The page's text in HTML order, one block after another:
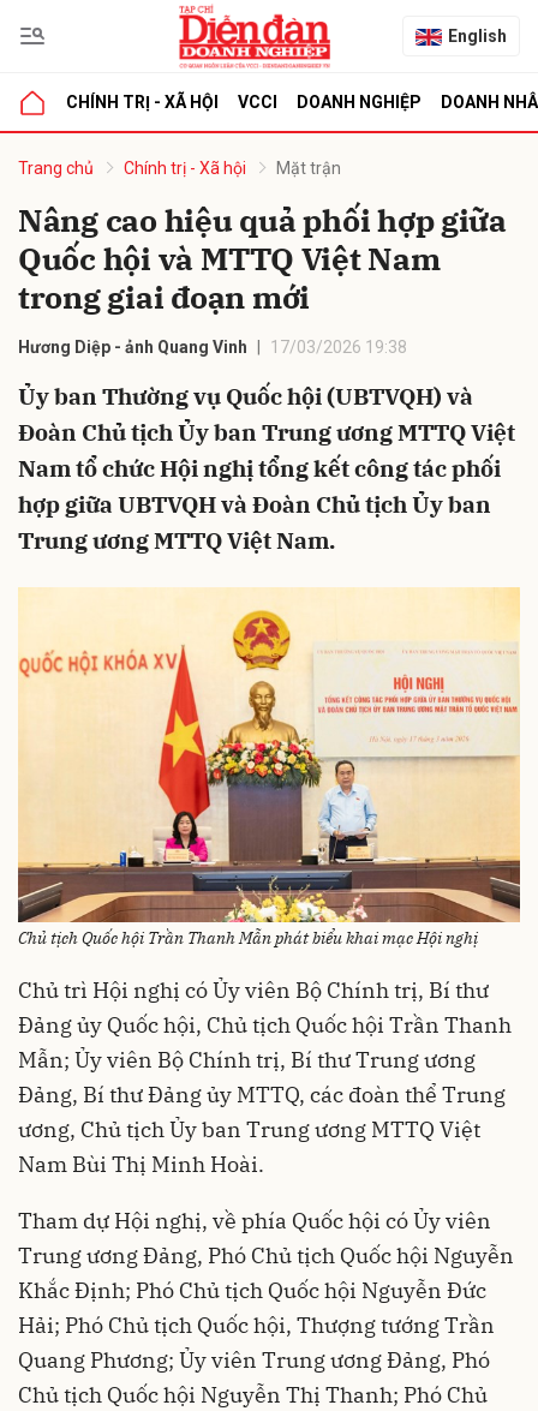
English
CHÍNH TRỊ - XÃ HỘI VCCI DOANH NGHIỆP DOANH
Trang chủ Chính trị - Xã hội Mặt trận
Nâng cao hiệu quả phối hợp giữa
Quốc hội và MTTQ Việt Nam
trong giai đoạn mới
Hương Diệp - ảnh Quang Vinh 17/03/2026 19:38
Ủy ban Thường vụ Quốc hội (UBTVQH) và
Đoàn Chủ tịch Ủy ban Trung ương MTTQ Việt
Nam tổ chức Hội nghị tổng kết công tác phối
hợp giữa UBTVQH và Đoàn Chủ tịch Ủy ban
Trung ương MTTQ Việt Nam.
Chủ tịch Quốc hội Trần Thanh Mẫn phát biểu khai mạc Hội nghị
Chủ trì Hội nghị có Ủy viên Bộ Chính trị, Bí thư
Đảng ủy Quốc hội, Chủ tịch Quốc hội Trần Thanh
Mẫn; Ủy viên Bộ Chính trị, Bí thư Trung ương
Đảng, Bí thư Đảng ủy MTTQ, các đoàn thể Trung
ương, Chủ tịch Ủy ban Trung ương MTTQ Việt
Nam Bùi Thị Minh Hoài.
Tham dự Hội nghị, về phía Quốc hội có Ủy viên
Trung ương Đảng, Phó Chủ tịch Quốc hội Nguyễn
Khắc Định; Phó Chủ tịch Quốc hội Nguyễn Đức
Hải; Phó Chủ tịch Quốc hội, Thượng tướng Trần
Quang Phương; Ủy viên Trung ương Đảng, Phó
Chủ tịch Quốc hội Nguyễn Thị Thanh; Phó Chủ
luận
Hủy